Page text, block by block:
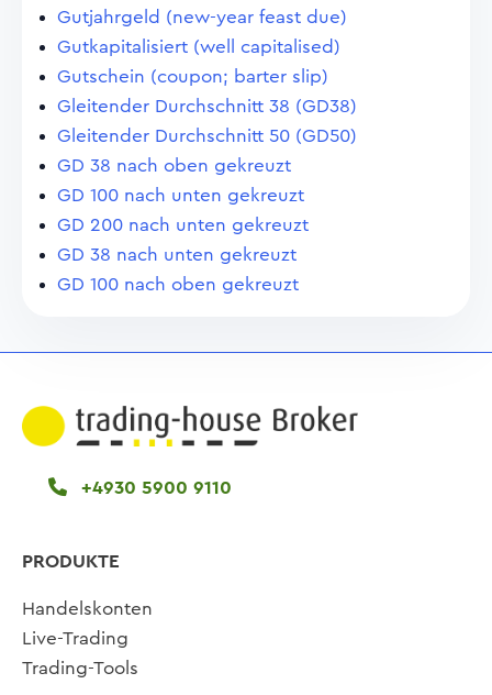
Gutjahrgeld (new-year feast due)
Gutkapitalisiert (well capitalised)
Gutschein (coupon; barter slip)
Gleitender Durchschnitt 38 (GD38)
Gleitender Durchschnitt 50 (GD50)
GD 38 nach oben gekreuzt
GD 100 nach unten gekreuzt
GD 200 nach unten gekreuzt
GD 38 nach unten gekreuzt
GD 100 nach oben gekreuzt
+4930 5900 9110
PRODUKTE
Handelskonten
Live-Trading
Trading-Tools